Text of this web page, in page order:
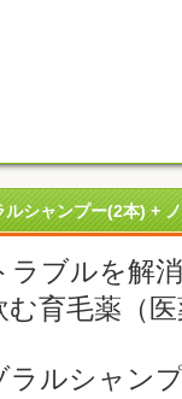
ルシャンプー(2本) +
ラブルを解
む育毛薬（
ラルシャン